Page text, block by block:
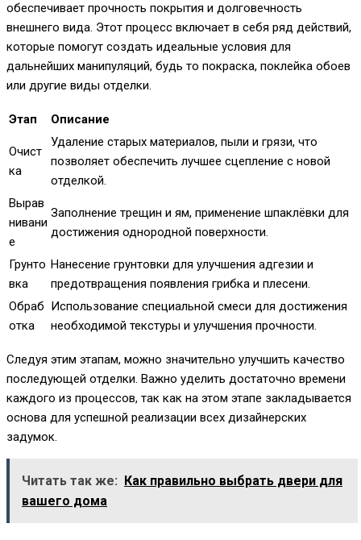
обеспечивает прочность покрытия и долговечность
внешнего вида. Этот процесс включает в себя ряд действий,
которые помогут создать идеальные условия для
дальнейших манипуляций, будь то покраска, поклейка обоев
или другие виды отделки.
Этап Описание
Очист
ка
Удаление старых материалов, пыли и грязи, что
позволяет обеспечить лучшее сцепление с новой
отделкой.
Вырав
нивани
е
Заполнение трещин и ям, применение шпаклёвки для
достижения однородной поверхности.
Грунто
вка
Нанесение грунтовки для улучшения адгезии и
предотвращения появления грибка и плесени.
Обраб
отка
Использование специальной смеси для достижения
необходимой текстуры и улучшения прочности.
Следуя этим этапам, можно значительно улучшить качество
последующей отделки. Важно уделить достаточно времени
каждого из процессов, так как на этом этапе закладывается
основа для успешной реализации всех дизайнерских
задумок.
Читать так же:
Как правильно выбрать двери для
вашего дома